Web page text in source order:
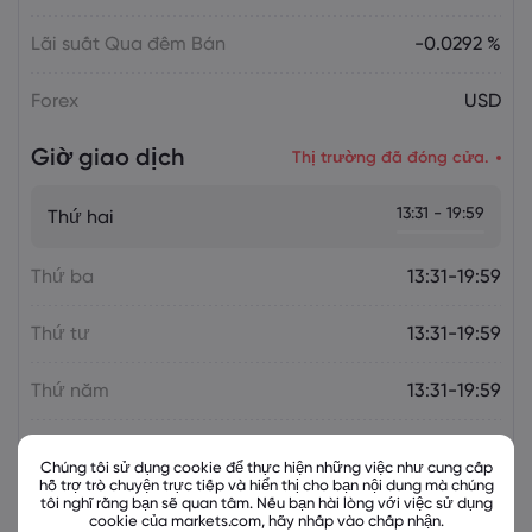
Lãi suất Qua đêm Bán -0.0292 %
Forex USD
Giờ giao dịch Thị trường đã đóng cửa.
Thứ hai 13:31 - 19:59
Thứ ba 13:31-19:59
Thứ tư 13:31-19:59
Thứ năm 13:31-19:59
Chúng tôi sử dụng cookie để thực hiện những việc như cung cấp
hỗ trợ trò chuyện trực tiếp và hiển thị cho bạn nội dung mà chúng
tôi nghĩ rằng bạn sẽ quan tâm. Nếu bạn hài lòng với việc sử dụng
cookie của markets.com, hãy nhấp vào chấp nhận.